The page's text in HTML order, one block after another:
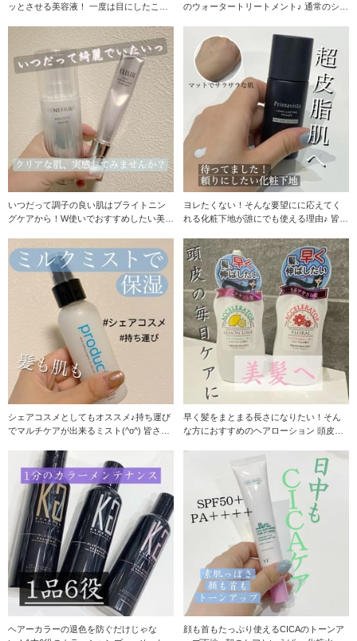
ッとさせる美容液！ 一度は目にしたこと
のウォータートリートメント♪ 通常のシャ
いつだって調子の良い肌はブライトニン
グケアから！W使いでおすすめしたい美容
ヨレたくない！そんな要望にに応えてく
れる化粧下地が誰にでも使える理由♪ 皆さ
シェアコスメとしてもオススメ♪持ち運び
でマルチケアが出来るミスト(^o^) 皆さん
早く髪をまとまる長さになりたい！そん
な方におすすめのヘアローション 頭皮の
ヘアーカラーの退色を防ぐだけじゃな
顔も首もたっぷり使えるCICAのトーンア